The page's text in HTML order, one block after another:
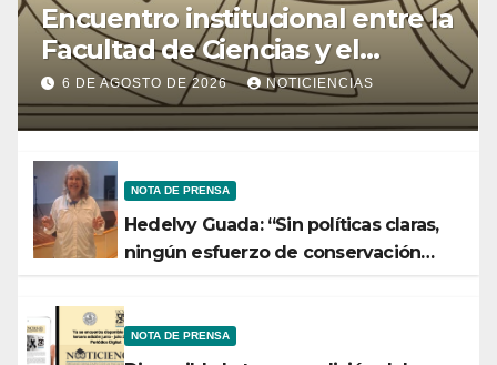
Encuentro institucional entre la
Facultad de Ciencias y el
Ministerio de Ciencia y
Tecnología
6 DE AGOSTO DE 2026 NOTICIENCIAS
NOTA DE PRENSA
Hedelvy Guada: “Sin políticas claras,
ningún esfuerzo de conservación
NOTA DE PRENSA